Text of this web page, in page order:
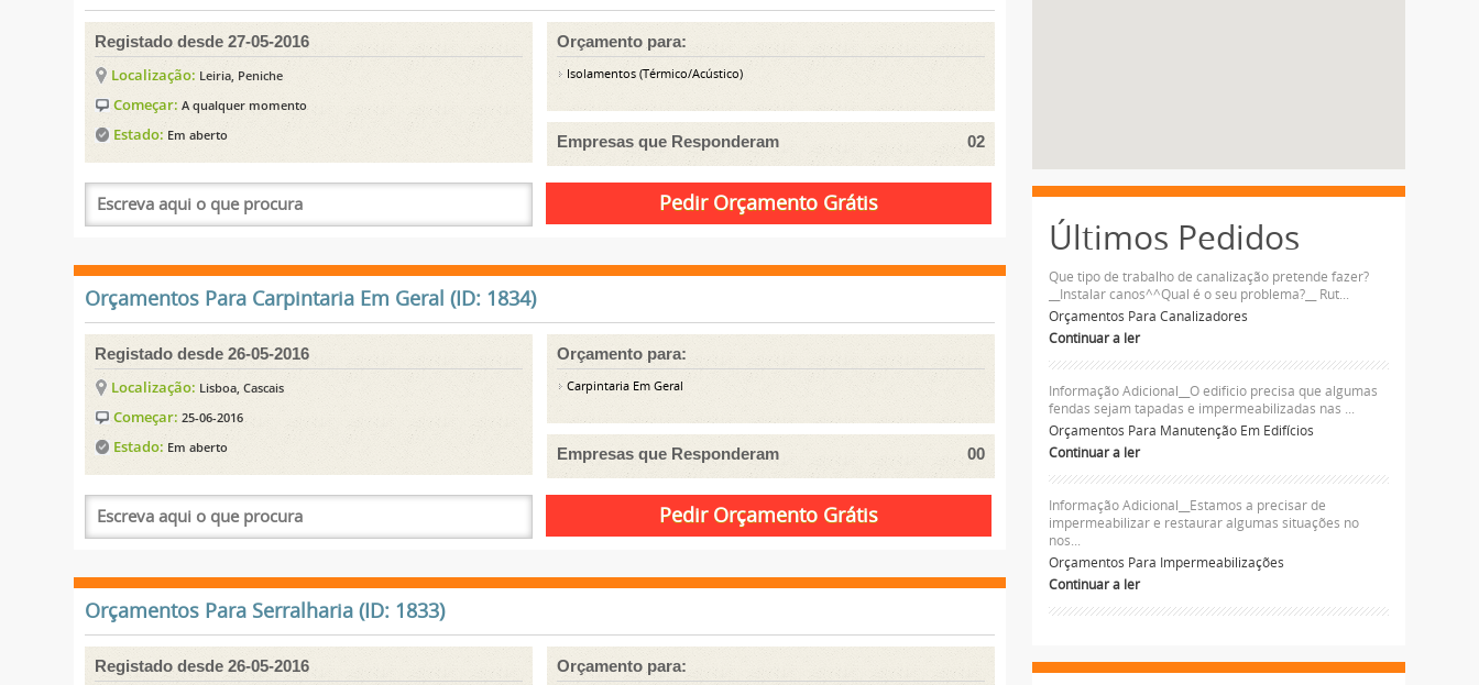
Registado desde 27-05-2016
Localização: Leiria, Peniche
Começar:A qualquer momento
Estado: Em aberto
Orçamento para:
Isolamentos (Térmico/Acústico)
Empresas que Responderam 02
Orçamentos Para Carpintaria Em Geral (ID: 1834)
Registado desde 26-05-2016
Localização: Lisboa, Cascais
Começar:25-06-2016
Estado: Em aberto
Orçamento para:
Carpintaria Em Geral
Empresas que Responderam 00
Orçamentos Para Serralharia (ID: 1833)
Registado desde 26-05-2016 Orçamento para:
Últimos Pedidos
Que tipo de trabalho de canalização pretende fazer?
__Instalar canos^^Qual é o seu problema?__ Rut...
Orçamentos Para Canalizadores
Continuar a ler
Informação Adicional__O edificio precisa que algumas
fendas sejam tapadas e impermeabilizadas nas ...
Orçamentos Para Manutenção Em Edifícios
Continuar a ler
Informação Adicional__Estamos a precisar de
impermeabilizar e restaurar algumas situações no
nos...
Orçamentos Para Impermeabilizações
Continuar a ler